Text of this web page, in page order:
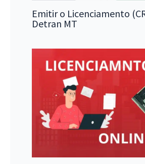
Emitir o Licenciamento
Detran MT